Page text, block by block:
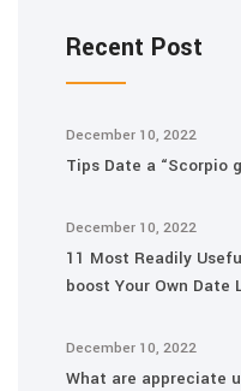
Recent Post
December 10, 2022
Tips Date a “Scorpio
December 10, 2022
11 Most Readily
boost Your Own Date
December 10, 2022
What are appreciate